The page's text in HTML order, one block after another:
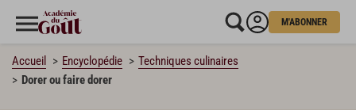
M'ABONNER
Accueil Encyclopédie
Techniques culinaires
Dorer ou faire dorer